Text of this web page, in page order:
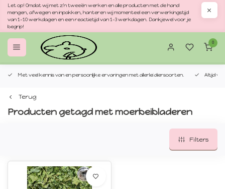
Let op! Omdat wij met z'n tweeën werken en alle producten met de hand
mengen, afwegen en inpakken, hanteren wij momenteel een verwerkingstijd
van 1–10 werkdagen en een reactietijd van 1–3 werkdagen. Dankjewel voor je
begrip!
0
Met veel kennis van en persoonlijke ervaringen met allerlei diersoorten. Altijd
Terug
Producten getagd met moerbeibladeren
Filters